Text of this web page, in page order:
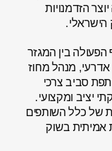
הזדמנויות
הישראלי.
בין המגזר
אדרעי, מנהל מחוז
סביב צרכי
יציב ומקצועי.
של כלל השותפים
אמיתית בשוק